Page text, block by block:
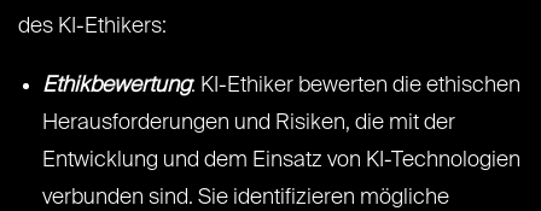
des KI-Ethikers:
Ethikbewertung: KI-Ethiker bewerten die ethischen
Herausforderungen und Risiken, die mit der
Entwicklung und dem Einsatz von KI-Technologien
verbunden sind. Sie identifizieren mögliche